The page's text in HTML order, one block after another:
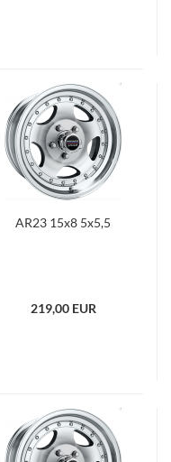
AR23 15x8 5x5,5
219,00 EUR